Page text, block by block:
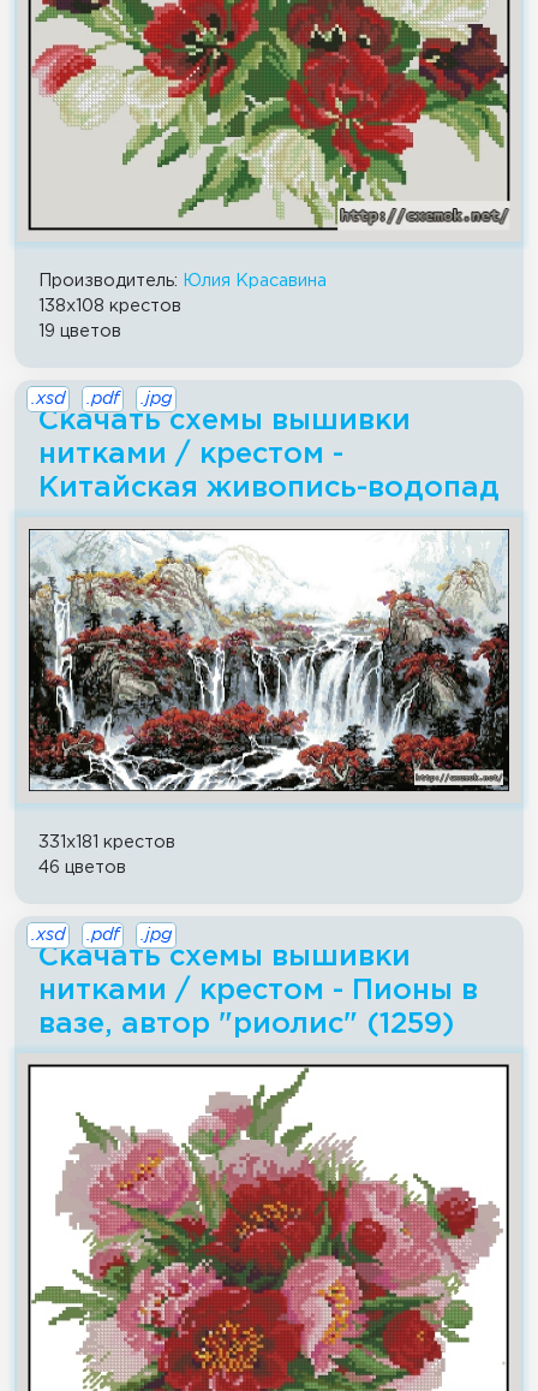
Производитель:
Юлия Красавина
138x108 крестов
19 цветов
Скачать схемы вышивки
нитками / крестом -
Китайская живопись-водопад
.xsd .pdf .jpg
331x181 крестов
46 цветов
Скачать схемы вышивки
нитками / крестом - Пионы в
вазе, автор "риолис" (1259)
.xsd .pdf .jpg